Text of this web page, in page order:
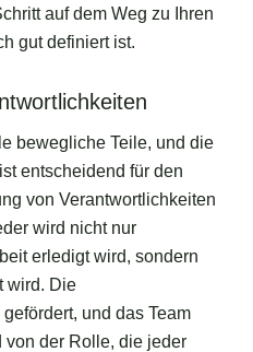
auf dem Weg zu Ihren
gut definiert ist.
bewegliche Teile, und die
entscheidend für den
von Verantwortlichkeiten
wird nicht nur
erledigt wird, sondern
wird. Die
und das Team
von der Rolle, die jeder